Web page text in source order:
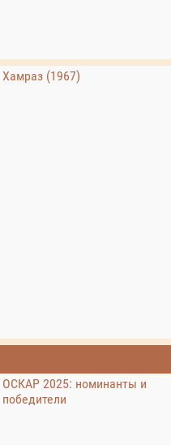
Хамраз (1967)
ОСКАР 2025: номинанты и
победители